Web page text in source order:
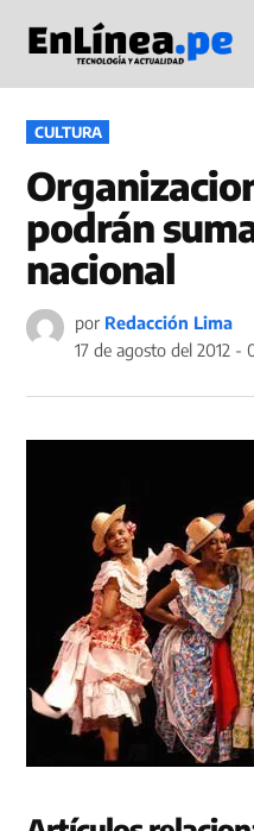
contenido
PUBLICADO
EN
CULTURA
podrán
nacional
por Redacción Lima
17 de agosto del 2012 -